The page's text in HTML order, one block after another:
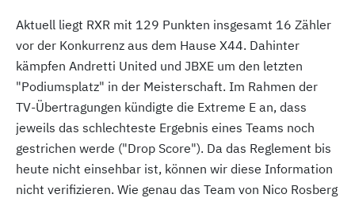
Aktuell liegt RXR mit 129 Punkten insgesamt 16 Zähler
vor der Konkurrenz aus dem Hause X44. Dahinter
kämpfen Andretti United und JBXE um den letzten
"Podiumsplatz" in der Meisterschaft. Im Rahmen der
TV-Übertragungen kündigte die Extreme E an, dass
jeweils das schlechteste Ergebnis eines Teams noch
gestrichen werde ("Drop Score"). Da das Reglement bis
heute nicht einsehbar ist, können wir diese Information
nicht verifizieren. Wie genau das Team von Nico Rosberg